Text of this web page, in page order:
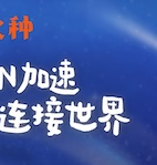
支持 [0] 反对 [0]